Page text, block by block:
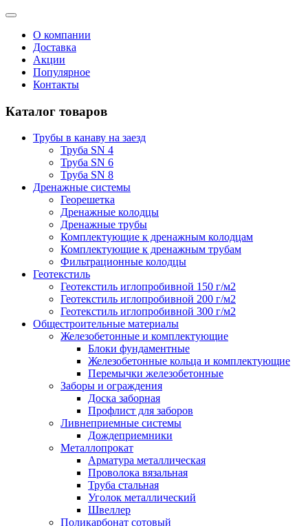
О компании
Доставка
Акции
Популярное
Контакты
Каталог товаров
Трубы в канаву на заезд
Труба SN 4
Труба SN 6
Труба SN 8
Дренажные системы
Георешетка
Дренажные колодцы
Дренажные трубы
Комплектующие к дренажным колодцам
Комплектующие к дренажным трубам
Фильтрационные колодцы
Геотекстиль
Геотекстиль иглопробивной 150 г/м2
Геотекстиль иглопробивной 200 г/м2
Геотекстиль иглопробивной 300 г/м2
Общестроительные материалы
Железобетонные и комплектующие
Блоки фундаментные
Железобетонные кольца и комплектующие
Перемычки железобетонные
Заборы и ограждения
Доска заборная
Профлист для заборов
Ливнеприемные системы
Дождеприемники
Металлопрокат
Арматура металлическая
Проволока вязальная
Труба стальная
Уголок металлический
Швеллер
Поликарбонат сотовый